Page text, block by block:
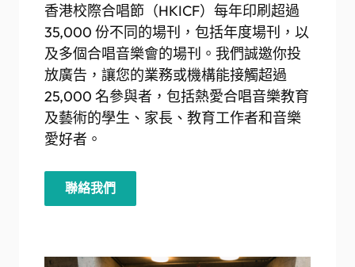
香港校際合唱節（HKICF）每年印刷超過
35,000 份不同的場刊，包括年度場刊，以
及多個合唱音樂會的場刊。我們誠邀你投
放廣告，讓您的業務或機構能接觸超過
25,000 名參與者，包括熱愛合唱音樂教育
及藝術的學生、家長、教育工作者和音樂
愛好者。
聯絡我們